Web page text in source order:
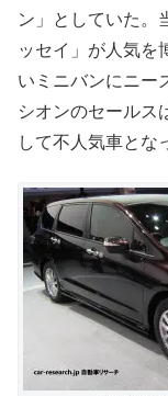
ン」としていた。
ッセイ」が人気を
いミニバンにニー
シオンのセールス
して不人気車とな